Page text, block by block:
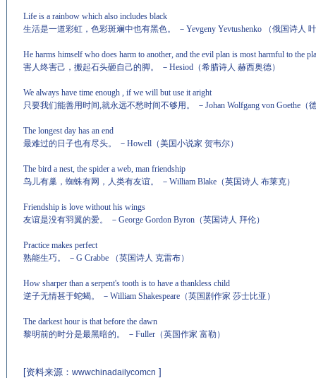
Life is a rainbow which also includes black
生活是一道彩虹，色彩斑斓中也有黑色。
－ Yevgeny Yevtushenko （俄国诗人
He harms himself who does harm to another, and the evil plan is most harmful to the
害人终害己，搬起石头砸自己的脚。
－ Hesiod（希腊诗人 赫西奥德）
We always have time enough , if we will but use it aright
只要我们能善用时间,就永远不愁时间不够用。 － Johan Wolfgang von Goethe（
The longest day has an end
最难过的日子也有尽头。
－ Howell（美国小说家 贺韦尔）
The bird a nest, the spider a web, man friendship
鸟儿有巢，蜘蛛有网，人类有友谊。
－ William Blake（英国诗人 布莱克）
Friendship is love without his wings
友谊是没有羽翼的爱。
－ George Gordon Byron（英国诗人 拜伦）
Practice makes perfect
熟能生巧。
－ G Crabbe （英国诗人 克雷布）
How sharper than a serpent's tooth is to have a thankless child
逆子无情甚于蛇蝎。
－ William Shakespeare（英国剧作家 莎士比亚）
The darkest hour is that before the dawn
黎明前的时分是最黑暗的。
－ Fuller（英国作家 富勒）
[资料来源： wwwchinadailycomcn ]